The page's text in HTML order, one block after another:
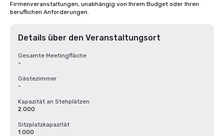
Firmenveranstaltungen, unabhängig von Ihrem Budget oder Ihren
beruflichen Anforderungen.
Details über den Veranstaltungsort
Gesamte Meetingfläche
-
Gästezimmer
-
Kapazität an Stehplätzen
2.000
Sitzplatzkapazität
1.000